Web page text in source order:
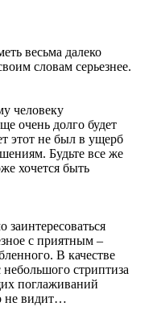
весьма далеко
словам серьезнее.
человеку
очень долго будет
этот не был в ущерб
Будьте все же
хочется быть
с приятным –
В качестве
стриптиза
поглаживаний
не видит…